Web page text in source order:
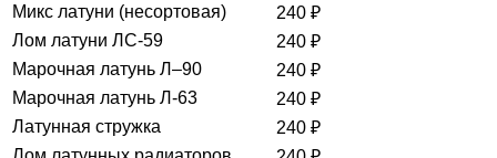
Микс латуни (несортовая)
240 ₽
Лом латуни ЛС-59
240 ₽
Марочная латунь Л–90
240 ₽
Марочная латунь Л-63
240 ₽
Латунная стружка
240 ₽